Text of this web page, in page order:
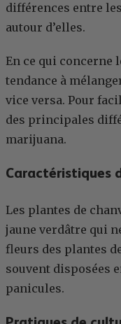
différences entre
autour d’elles.
En ce qui concerne
tendance à
vice versa. Pour
des principales
marijuana.
Caractéristiques
Les plantes de
jaune verdâtre qui
fleurs des plantes
souvent disposées
panicules.